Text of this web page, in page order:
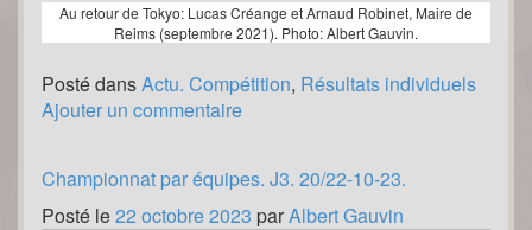
Au retour de Tokyo: Lucas Créange et Arnaud Robinet, Maire de
Reims (septembre 2021). Photo: Albert Gauvin.
Posté dansActu. Compétition, Résultats individuels
Ajouter un commentaire
Championnat par équipes. J3. 20/22-10-23.
Posté le22 octobre 2023 parAlbert Gauvin